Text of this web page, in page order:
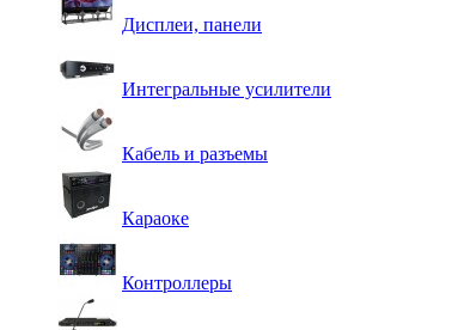
Дисплеи, панели
Интегральные усилители
Кабель и разъемы
Караоке
Контроллеры